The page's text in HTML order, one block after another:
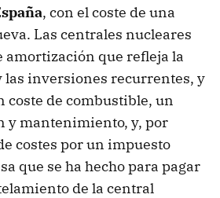
, con el coste de una
Las centrales nucleares
amortización que refleja la
inversiones recurrentes, y
de combustible, un
y mantenimiento, y, por
costes por un impuesto
que se ha hecho para pagar
de la central